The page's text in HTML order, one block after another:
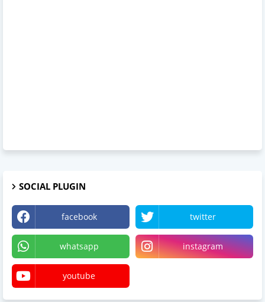
SOCIAL PLUGIN
facebook twitter
whatsapp instagram
youtube